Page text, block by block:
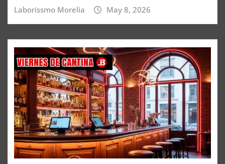
Laborissmo Morelia May 8, 2026